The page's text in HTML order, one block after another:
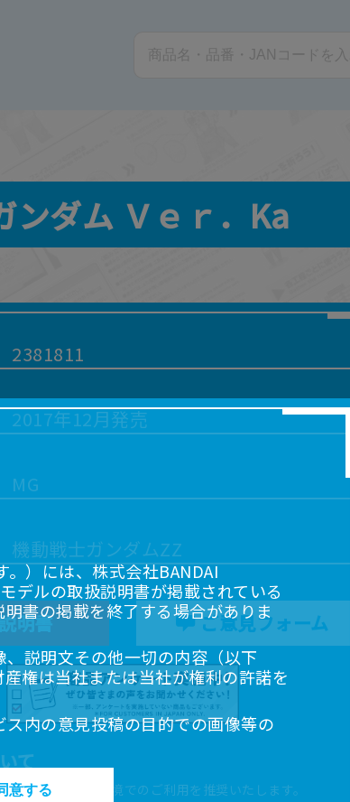
ンダム Ｖｅｒ．Ka
2381811
2017年12月発売
MG
機動戦士ガンダムZZ
明書 ご意見フォーム
て
レットは以下の環境でのご利用を推奨いたします。
）には、株式会社BANDAI
デルの取扱説明書が掲載されている
書の掲載を終了する場合がありま
説明文その他一切の内容（以下
権は当社または当社が権利の許諾を
内の意見投稿の目的での画像等の
たものと異なる場合があります。
意する